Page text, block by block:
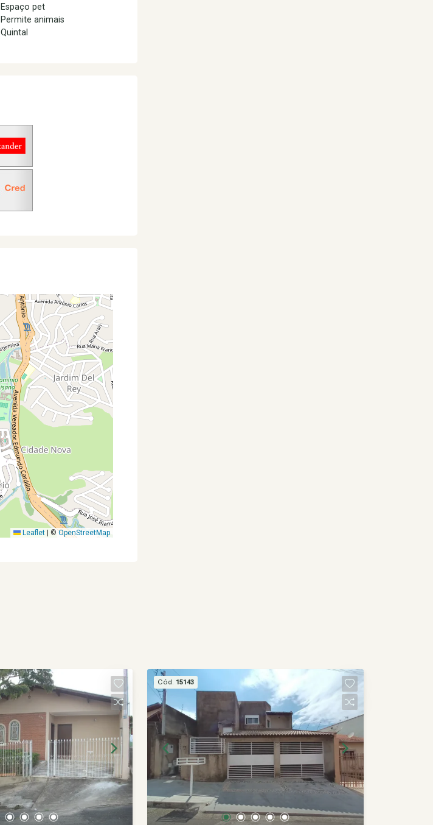
Espaço pet
Permite animais
Quintal
Leaflet ©OpenStreetMap
Cód. 15143